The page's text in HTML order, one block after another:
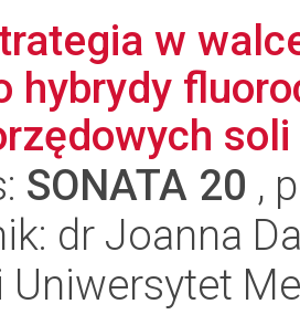
w
hybrydy
SONATA 20 ,
dr Joanna
Uniwersytet